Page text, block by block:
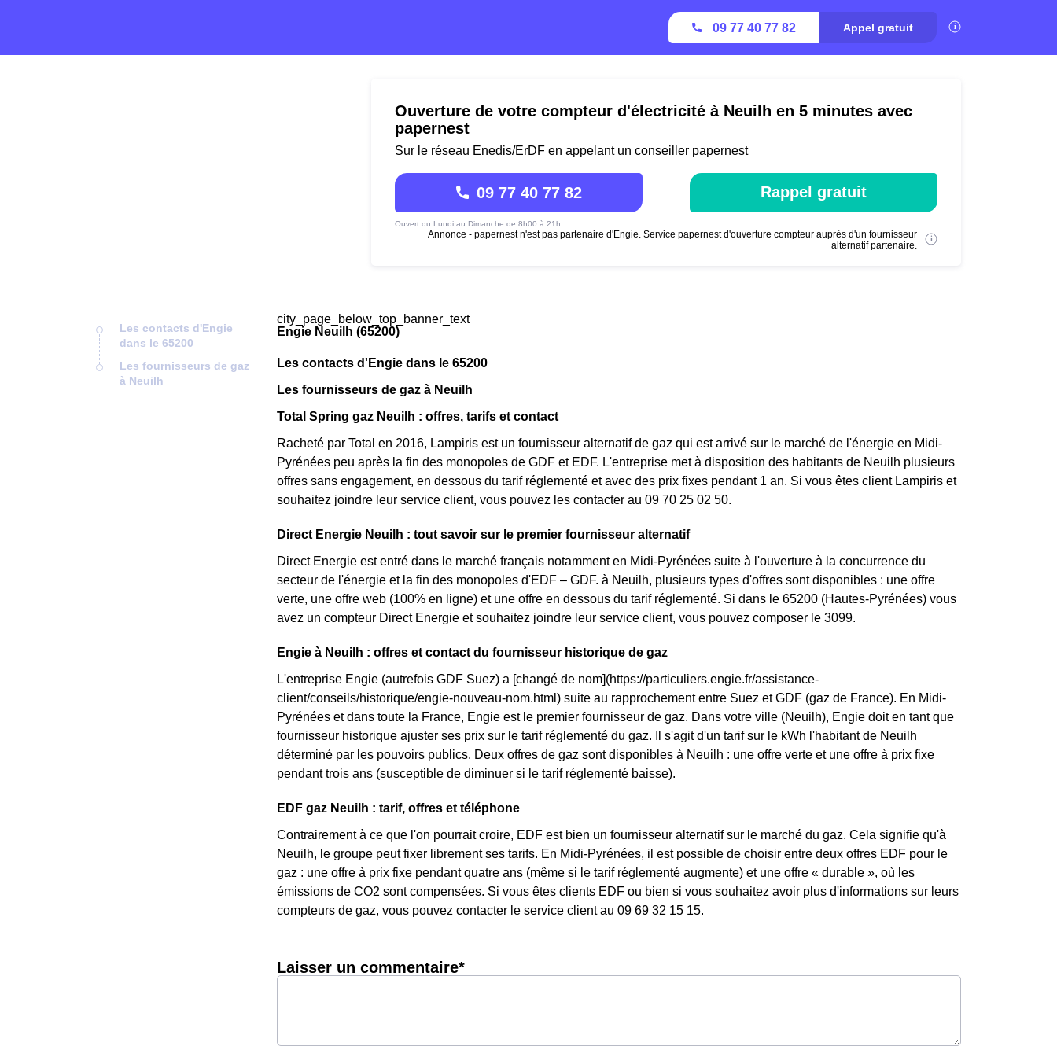
09 77 40 77 82 Appel gratuit
Ouverture de votre compteur d'électricité à Neuilh en 5 minutes avec
papernest
Sur le réseau Enedis/ErDF en appelant un conseiller papernest
09 77 40 77 82
Ouvert du Lundi au Dimanche de 8h00 à 21h
Rappel gratuit
Annonce - papernest n'est pas partenaire d'Engie. Service papernest d'ouverture compteur auprès d'un fournisseur
alternatif partenaire.
Les contacts d'Engie
dans le 65200
Les fournisseurs de gaz
à Neuilh
city_page_below_top_banner_text
Engie Neuilh (65200)
Les contacts d'Engie dans le 65200
Les fournisseurs de gaz à Neuilh
Total Spring gaz Neuilh : offres, tarifs et contact
Racheté par Total en 2016, Lampiris est un fournisseur alternatif de gaz qui est arrivé sur le marché de l'énergie en Midi-
Pyrénées peu après la fin des monopoles de GDF et EDF. L'entreprise met à disposition des habitants de Neuilh plusieurs
offres sans engagement, en dessous du tarif réglementé et avec des prix fixes pendant 1 an. Si vous êtes client Lampiris et
souhaitez joindre leur service client, vous pouvez les contacter au 09 70 25 02 50.
Direct Energie Neuilh : tout savoir sur le premier fournisseur alternatif
Direct Energie est entré dans le marché français notamment en Midi-Pyrénées suite à l'ouverture à la concurrence du
secteur de l'énergie et la fin des monopoles d'EDF – GDF. à Neuilh, plusieurs types d'offres sont disponibles : une offre
verte, une offre web (100% en ligne) et une offre en dessous du tarif réglementé. Si dans le 65200 (Hautes-Pyrénées) vous
avez un compteur Direct Energie et souhaitez joindre leur service client, vous pouvez composer le 3099.
Engie à Neuilh : offres et contact du fournisseur historique de gaz
L'entreprise Engie (autrefois GDF Suez) a [changé de nom](https://particuliers.engie.fr/assistance-
client/conseils/historique/engie-nouveau-nom.html) suite au rapprochement entre Suez et GDF (gaz de France). En Midi-
Pyrénées et dans toute la France, Engie est le premier fournisseur de gaz. Dans votre ville (Neuilh), Engie doit en tant que
fournisseur historique ajuster ses prix sur le tarif réglementé du gaz. Il s'agit d'un tarif sur le kWh l'habitant de Neuilh
déterminé par les pouvoirs publics. Deux offres de gaz sont disponibles à Neuilh : une offre verte et une offre à prix fixe
pendant trois ans (susceptible de diminuer si le tarif réglementé baisse).
EDF gaz Neuilh : tarif, offres et téléphone
Contrairement à ce que l'on pourrait croire, EDF est bien un fournisseur alternatif sur le marché du gaz. Cela signifie qu'à
Neuilh, le groupe peut fixer librement ses tarifs. En Midi-Pyrénées, il est possible de choisir entre deux offres EDF pour le
gaz : une offre à prix fixe pendant quatre ans (même si le tarif réglementé augmente) et une offre « durable », où les
émissions de CO2 sont compensées. Si vous êtes clients EDF ou bien si vous souhaitez avoir plus d'informations sur leurs
compteurs de gaz, vous pouvez contacter le service client au 09 69 32 15 15.
Laisser un commentaire*